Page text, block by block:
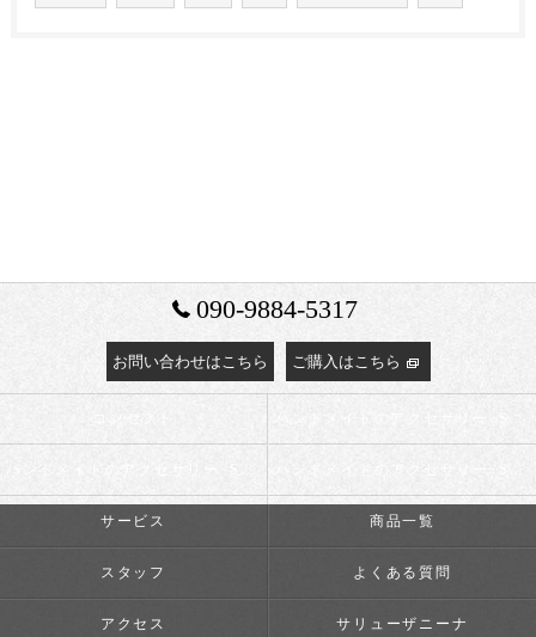
090-9884-5317
お問い合わせはこちら ご購入はこちら
サービス 商品一覧
スタッフ よくある質問
アクセス サリューザニーナ